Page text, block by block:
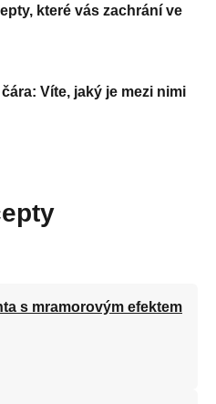
které vás zachrání ve
Víte, jaký je mezi nimi
s mramorovým efektem